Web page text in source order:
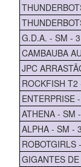
G.D.A. - SM - 3
CAMBAUBA
JPC
ROCKFISH T2
ENTERPRISE
ATHENA - SM
ALPHA - SM - 3
ROBOTGIRLS -
GIGANTES